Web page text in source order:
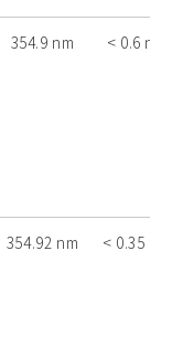
354.9 nm < 0.6
354.92 nm < 0.35